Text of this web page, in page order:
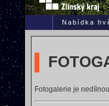
Nabídka
Fotogalerie je